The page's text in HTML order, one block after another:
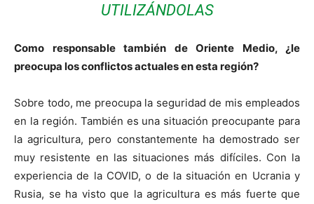
UTILIZÁNDOLAS
Como responsable también de Oriente Medio, ¿le
preocupa los conflictos actuales en esta región?
Sobre todo, me preocupa la seguridad de mis empleados
en la región. También es una situación preocupante para
la agricultura, pero constantemente ha demostrado ser
muy resistente en las situaciones más difíciles. Con la
experiencia de la COVID, o de la situación en Ucrania y
Rusia, se ha visto que la agricultura es más fuerte que